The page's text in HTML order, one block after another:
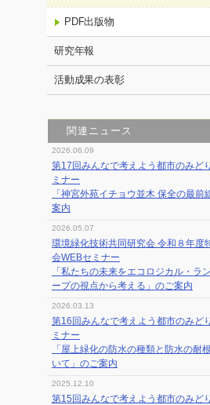
PDF出版物
研究年報
活動成果の表彰
関連ニュース
2026.06.09
第17回みんなで考えよう都市のみど
ミナー
「神宮外苑イチョウ並木 保全の最前
案内
2026.05.07
環境緑化技術共同研究会 令和８年度
会WEBセミナー
「私たちの未来をエコロジカル・ラ
ープの視点から考える」のご案内
2026.03.13
第16回みんなで考えよう都市のみど
ミナー
「屋上緑化の防水の種類と防水の耐
いて」のご案内
2025.12.10
第15回みんなで考えよう都市のみど